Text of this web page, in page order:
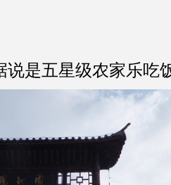
说是五星级农家乐吃